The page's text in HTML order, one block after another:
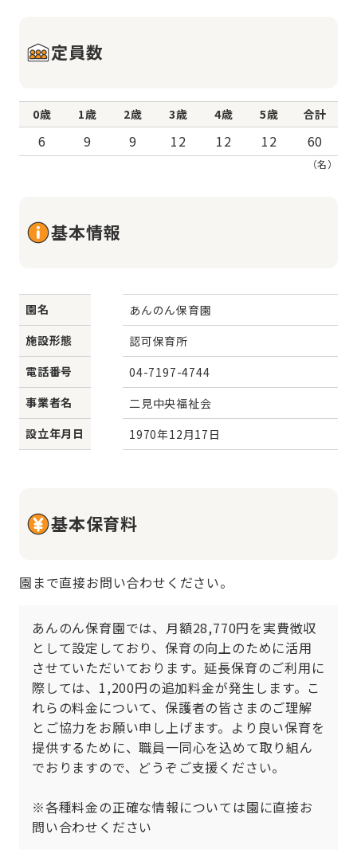
定員数
0歳 1歳 2歳 3歳 4歳 5歳 合計
6 9 9 12 12 12 60
（名）
基本情報
園名
あんのん保育園
施設形態
認可保育所
電話番号
04-7197-4744
事業者名
二見中央福祉会
設立年月日
1970年12月17日
基本保育料
園まで直接お問い合わせください。
あんのん保育園では、月額28,770円を実費徴収
として設定しており、保育の向上のために活用
させていただいております。延長保育のご利用に
際しては、1,200円の追加料金が発生します。こ
れらの料金について、保護者の皆さまのご理解
とご協力をお願い申し上げます。より良い保育を
提供するために、職員一同心を込めて取り組ん
でおりますので、どうぞご支援ください。
※各種料金の正確な情報については園に直接お
問い合わせください